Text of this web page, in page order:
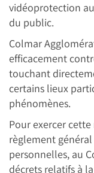
vidéoprotection
du public.
Colmar
efficacement
touchant
certains lieux
phénomènes.
Pour exercer
règlement
personnelles, au
décrets relatifs à